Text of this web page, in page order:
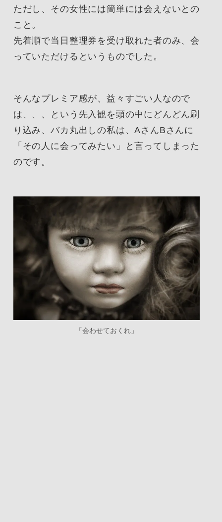
ただし、その女性には簡単には会えないとの
こと。
先着順で当日整理券を受け取れた者のみ、会
っていただけるというものでした。
そんなプレミア感が、益々すごい人なので
は、、、という先入観を頭の中にどんどん刷
り込み、バカ丸出しの私は、AさんBさんに
「その人に会ってみたい」と言ってしまった
のです。
「会わせておくれ」